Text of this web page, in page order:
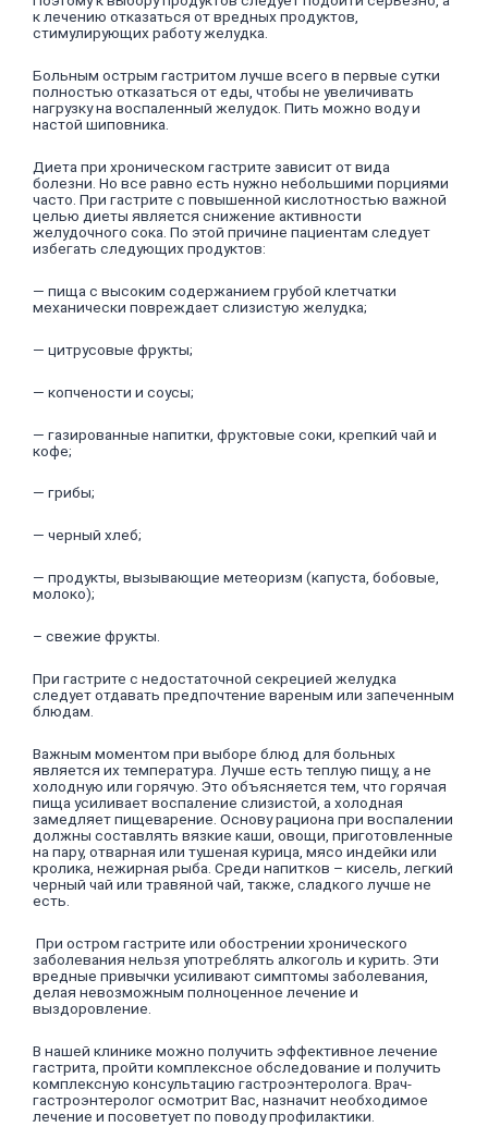
к лечению отказаться от вредных продуктов,
стимулирующих работу желудка.
Больным острым гастритом лучше всего в первые сутки
полностью отказаться от еды, чтобы не увеличивать
нагрузку на воспаленный желудок. Пить можно воду и
настой шиповника.
Диета при хроническом гастрите зависит от вида
болезни. Но все равно есть нужно небольшими порциями
часто. При гастрите с повышенной кислотностью важной
целью диеты является снижение активности
желудочного сока. По этой причине пациентам следует
избегать следующих продуктов:
— пища с высоким содержанием грубой клетчатки
механически повреждает слизистую желудка;
— цитрусовые фрукты;
— копчености и соусы;
— газированные напитки, фруктовые соки, крепкий чай и
кофе;
— грибы;
— черный хлеб;
— продукты, вызывающие метеоризм (капуста, бобовые,
молоко);
– свежие фрукты.
При гастрите с недостаточной секрецией желудка
следует отдавать предпочтение вареным или запеченным
блюдам.
Важным моментом при выборе блюд для больных
является их температура. Лучше есть теплую пищу, а не
холодную или горячую. Это объясняется тем, что горячая
пища усиливает воспаление слизистой, а холодная
замедляет пищеварение. Основу рациона при воспалении
должны составлять вязкие каши, овощи, приготовленные
на пару, отварная или тушеная курица, мясо индейки или
кролика, нежирная рыба. Среди напитков – кисель, легкий
черный чай или травяной чай, также, сладкого лучше не
есть.
При остром гастрите или обострении хронического
заболевания нельзя употреблять алкоголь и курить. Эти
вредные привычки усиливают симптомы заболевания,
делая невозможным полноценное лечение и
выздоровление.
В нашей клинике можно получить эффективное лечение
гастрита, пройти комплексное обследование и получить
комплексную консультацию гастроэнтеролога. Врач-
гастроэнтеролог осмотрит Вас, назначит необходимое
лечение и посоветует по поводу профилактики.